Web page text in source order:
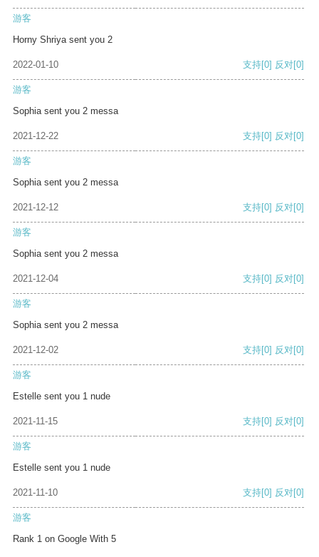
游客
Horny Shriya sent you 2
2022-01-10 支持[0] 反对[0]
游客
Sophia sent you 2 messa
2021-12-22 支持[0] 反对[0]
游客
Sophia sent you 2 messa
2021-12-12 支持[0] 反对[0]
游客
Sophia sent you 2 messa
2021-12-04 支持[0] 反对[0]
游客
Sophia sent you 2 messa
2021-12-02 支持[0] 反对[0]
游客
Estelle sent you 1 nude
2021-11-15 支持[0] 反对[0]
游客
Estelle sent you 1 nude
2021-11-10 支持[0] 反对[0]
游客
Rank 1 on Google With 5